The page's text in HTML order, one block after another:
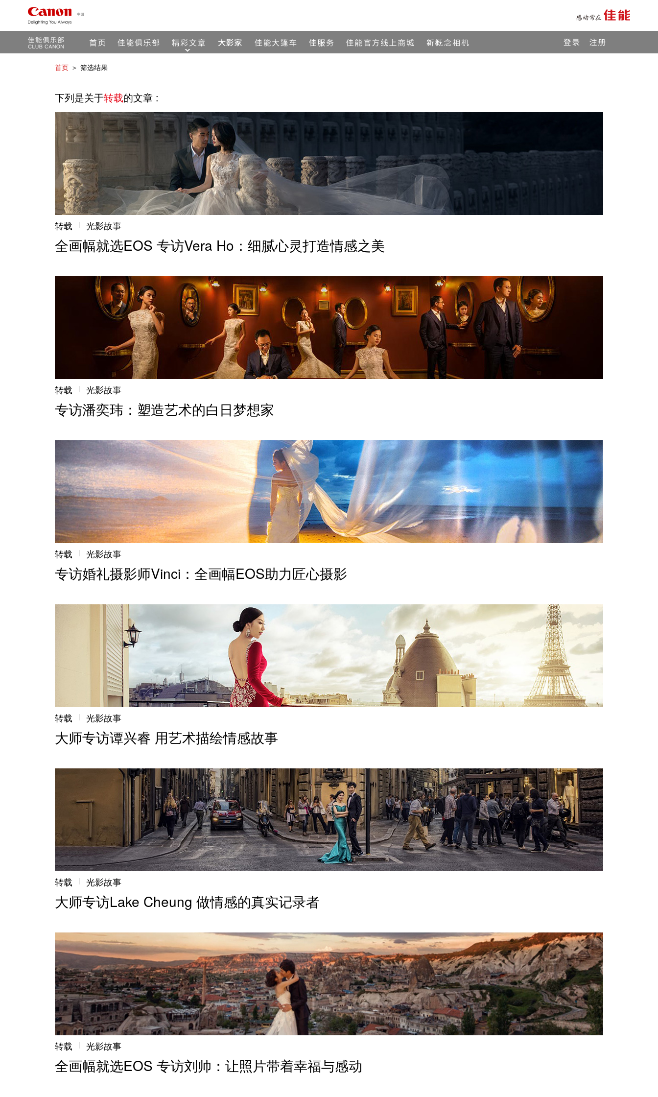
首页 ＞ 筛选结果
下列是关于转载的文章 :
转载 光影故事
全画幅就选EOS 专访Vera Ho：细腻心灵打造情感之美
转载 光影故事
专访潘奕玮：塑造艺术的白日梦想家
转载 光影故事
专访婚礼摄影师Vinci：全画幅EOS助力匠心摄影
转载 光影故事
大师专访谭兴睿 用艺术描绘情感故事
转载 光影故事
大师专访Lake Cheung 做情感的真实记录者
转载 光影故事
全画幅就选EOS 专访刘帅：让照片带着幸福与感动